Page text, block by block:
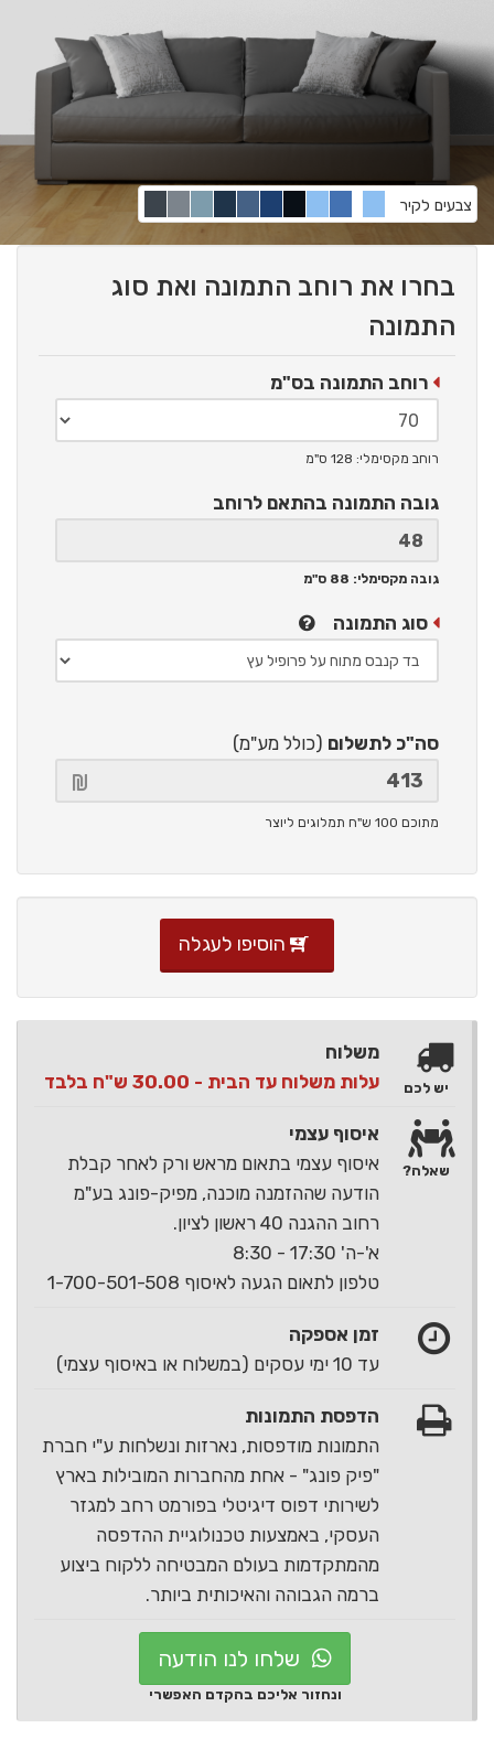
צבעים לקיר
בחרו את רוחב התמונה ואת סוג
התמונה
רוחב התמונה בס"מ
רוחב מקסימלי: 128 ס"מ
גובה התמונה בהתאם לרוחב
גובה מקסימלי: 88 ס"מ
סוג התמונה
סה"כ לתשלום (כולל מע"מ)
מתוכם 100 ש"ח תמלוגים ליוצר
הוסיפו לעגלה
משלוח
עלות משלוח עד הבית - 30.00 ש"ח בלבד
איסוף עצמי
איסוף עצמי בתאום מראש ורק לאחר קבלת
הודעה שההזמנה מוכנה, מפיק-פונג בע"מ
רחוב ההגנה 40 ראשון לציון.
א'-ה' 17:30 - 8:30
טלפון לתאום הגעה לאיסוף 1-700-501-508
זמן אספקה
עד 10 ימי עסקים (במשלוח או באיסוף עצמי)
הדפסת התמונות
התמונות מודפסות, נארזות ונשלחות ע"י חברת
"פיק פונג" - אחת מהחברות המובילות בארץ
לשירותי דפוס דיגיטלי בפורמט רחב למגזר
העסקי, באמצעות טכנולוגיית ההדפסה
מהמתקדמות בעולם המבטיחה ללקוח ביצוע
ברמה הגבוהה והאיכותית ביותר.
יש לכם
שאלה?
שלחו לנו הודעה
ונחזור אליכם בהקדם האפשרי